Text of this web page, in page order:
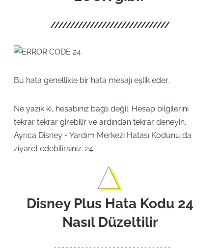
Bu hata genellikle bir hata mesajı eşlik eder.
Ne yazık ki, hesabınız bağlı değil. Hesap bilgilerini
tekrar tekrar girebilir ve ardından tekrar deneyin.
Ayrıca Disney + Yardım Merkezi Hatası Kodunu da
ziyaret edebilirsiniz. 24
Disney Plus Hata Kodu 24
Nasıl Düzeltilir